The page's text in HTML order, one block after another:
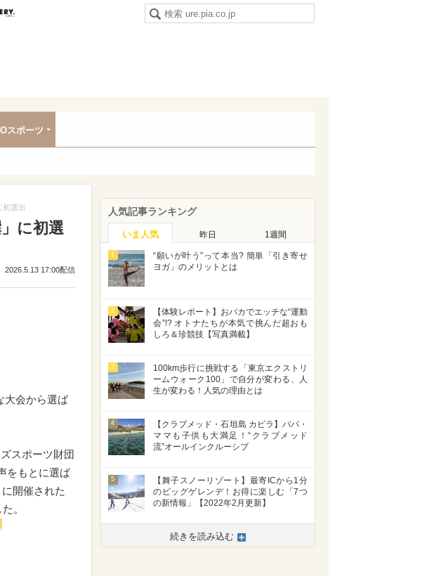
スポーツ
初選出
に初選
2026.5.13 17:00配信
大会から選ば
スポーツ財団
をもとに選ば
開催された
。
人気記事ランキング
いま人気 昨日 1週間
1
“願いが叶う”って本当? 簡単「引き寄せ
ヨガ」のメリットとは
2
【体験レポート】おバカでエッチな“運動
会”!? オトナたちが本気で挑んだ超おも
しろ＆珍競技【写真満載】
3
100km歩行に挑戦する「東京エクストリ
ームウォーク100」で自分が変わる、人
生が変わる！人気の理由とは
4
【クラブメッド・石垣島 カビラ】パパ・
ママも子供も大満足！“クラブメッド
流”オールインクルーシブ
5
【舞子スノーリゾート】最寄ICから1分
のビッグゲレンデ！お得に楽しむ「7つ
の新情報」【2022年2月更新】
続きを読み込む